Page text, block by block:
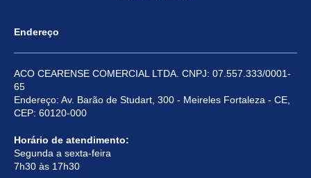
Endereço
ACO CEARENSE COMERCIAL LTDA. CNPJ: 07.557.333/0001-
65
Endereço: Av. Barão de Studart, 300 - Meireles Fortaleza - CE,
CEP: 60120-000
Horário de atendimento:
Segunda a sexta-feira
7h30 às 17h30